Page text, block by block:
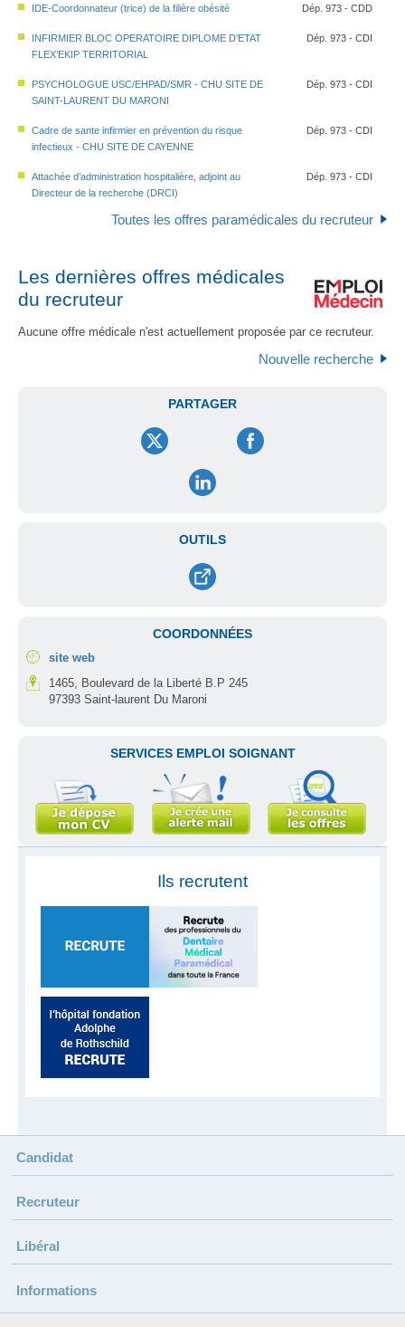
IDE-Coordonnateur (trice) de la filière obésité Dép. 973 - CDD
INFIRMIER BLOC OPERATOIRE DIPLOME D’ETAT
FLEX’EKIP TERRITORIAL
Dép. 973 - CDI
PSYCHOLOGUE USC/EHPAD/SMR - CHU SITE DE
SAINT-LAURENT DU MARONI
Dép. 973 - CDI
Cadre de sante infirmier en prévention du risque
infectieux - CHU SITE DE CAYENNE
Dép. 973 - CDI
Attachée d’administration hospitalière, adjoint au
Directeur de la recherche (DRCI)
Dép. 973 - CDI
Toutes les offres paramédicales du recruteur
Les dernières offres médicales
du recruteur
Aucune offre médicale n'est actuellement proposée par ce recruteur.
Nouvelle recherche
PARTAGER
OUTILS
COORDONNÉES
site web
1465, Boulevard de la Liberté B.P 245
97393 Saint-laurent Du Maroni
SERVICES EMPLOI SOIGNANT
Ils recrutent
Candidat
Recruteur
Libéral
Informations